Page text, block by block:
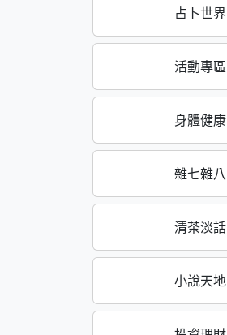
占卜世界
活動專區
身體健康
雜七雜八
清茶淡話
小說天地